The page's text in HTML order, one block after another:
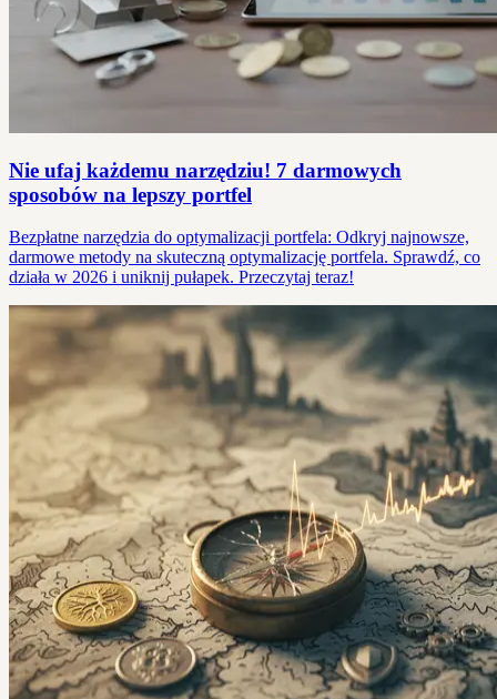
Nie ufaj każdemu narzędziu! 7 darmowych
sposobów na lepszy portfel
Bezpłatne narzędzia do optymalizacji portfela: Odkryj najnowsze,
darmowe metody na skuteczną optymalizację portfela. Sprawdź, co
działa w 2026 i uniknij pułapek. Przeczytaj teraz!